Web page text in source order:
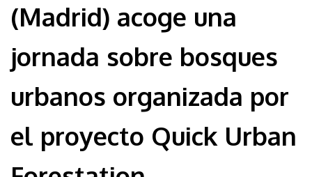
(Madrid) acoge una
jornada sobre bosques
urbanos organizada por
el proyecto Quick Urban